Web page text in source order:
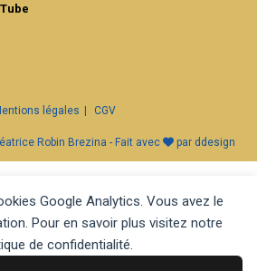
Google Analytics. Vous avez le
Pour en savoir plus visitez notre
de confidentialité.
légales CGV
Robin Brezina - Fait avec par ddesign